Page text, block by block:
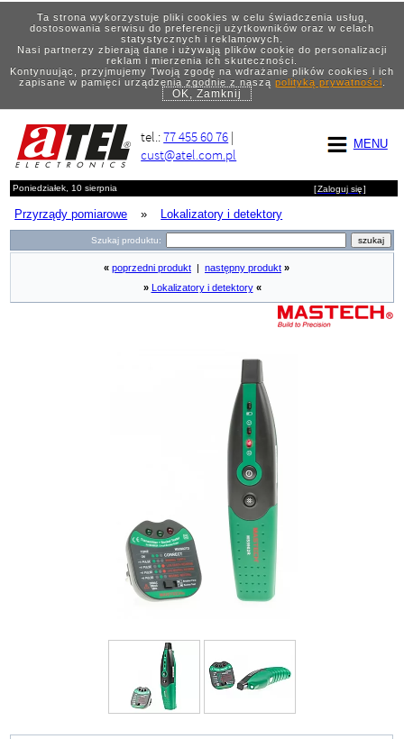
Ta strona wykorzystuje pliki cookies w celu świadczenia usług,
dostosowania serwisu do preferencji użytkowników oraz w celach
statystycznych i reklamowych.
Nasi partnerzy zbierają dane i używają plików cookie do personalizacji
reklam i mierzenia ich skuteczności.
Kontynuując, przyjmujemy Twoją zgodę na wdrażanie plików cookies i ich
zapisane w pamięci urządzenia zgodnie z naszą polityką prywatności.
OK, Zamknij
MENU
tel.:77 455 60 76 |
cust@atel.com.pl
Poniedziałek, 10 sierpnia [Zaloguj się]
Przyrządy pomiarowe » Lokalizatory i detektory
Szukaj produktu:
« poprzedni produkt następny produkt »
»
Lokalizatory i detektory «